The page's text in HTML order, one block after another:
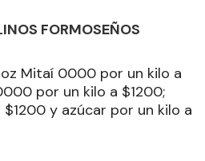
FORMOSEÑOS
Mitaí 0000 por un kilo a
por un kilo a $1200;
y azúcar por un kilo a